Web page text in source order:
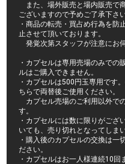
また、場外販売と場内販売で
ございますので予めご了承下さい
・商品の転売・買占め行為を防
止させて頂いております。
発覚次第スタッフが注意にお
・カプセルは専用売場のみでの
ルはご購入できません。
・カプセルは500円玉専用です
ちらで両替後ご使用ください。
カプセル売場のご利用以外で
す。
・カプセルには数に限りがござ
いても、売り切れとなってしま
・購入後のカプセルの交換は一
ださい。
・カプセルはお一人様連続10